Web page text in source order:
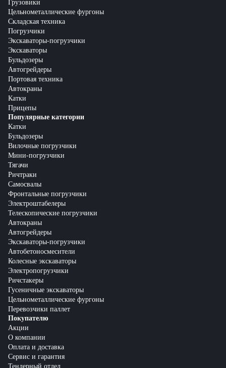
Грузовики
Цельнометаллические фургоны
Складская техника
Погрузчики
Экскаваторы-погрузчики
Экскаваторы
Бульдозеры
Автогрейдеры
Портовая техника
Автокраны
Катки
Прицепы
Популярные категории
Катки
Бульдозеры
Вилочные погрузчики
Мини-погрузчики
Тягачи
Ричтраки
Самосвалы
Фронтальные погрузчики
Электроштабелеры
Телескопические погрузчики
Автокраны
Автогрейдеры
Экскаваторы-погрузчики
Автобетоносмесители
Колесные экскаваторы
Электропогрузчики
Ричстакеры
Гусеничные экскаваторы
Цельнометаллические фургоны
Перевозчики паллет
Покупателю
Акции
О компании
Оплата и доставка
Сервис и гарантия
Тендерный отдел